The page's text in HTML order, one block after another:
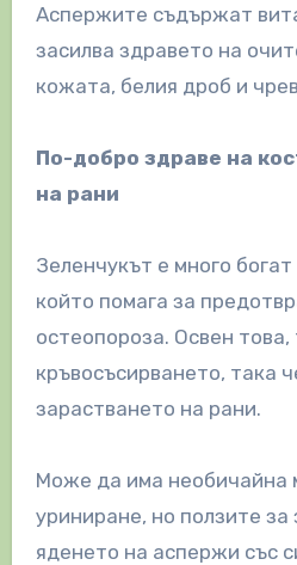
Аспержите съдържат
засилва здравето на
кожата, белия дроб и
По-добро здраве на
на рани
Зеленчукът е много
който помага за
остеопороза. Освен
кръвосъсирването, така
зарастването на рани.
Може да има необичайна
уриниране, но ползите за
яденето на аспержи със